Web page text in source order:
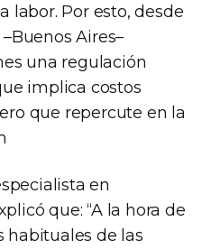
labor. Por esto, desde
Aires–
una regulación
implica costos
que repercute en la
en
que: “A la hora de
habituales de las